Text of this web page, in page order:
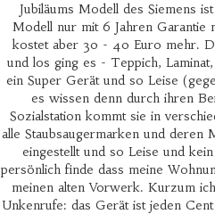
Jubiläums Modell des Siemens
Modell nur mit 6 Jahren Garantie
kostet aber 30 - 40 Euro mehr.
und los ging es - Teppich,
ein Super Gerät und so Leise
es wissen denn durch ihren
Sozialstation kommt sie in
alle Staubsaugermarken und deren
eingestellt und so Leise und
persönlich finde dass meine
meinen alten Vorwerk. Kurzum
Unkenrufe: das Gerät ist jeden